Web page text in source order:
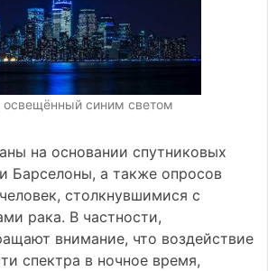
освещённый синим светом
на основании спутниковых
Барселоны, а также опросов
столкнувшимися с
рака. В частности,
внимание, что воздействие
спектра в ночное время,